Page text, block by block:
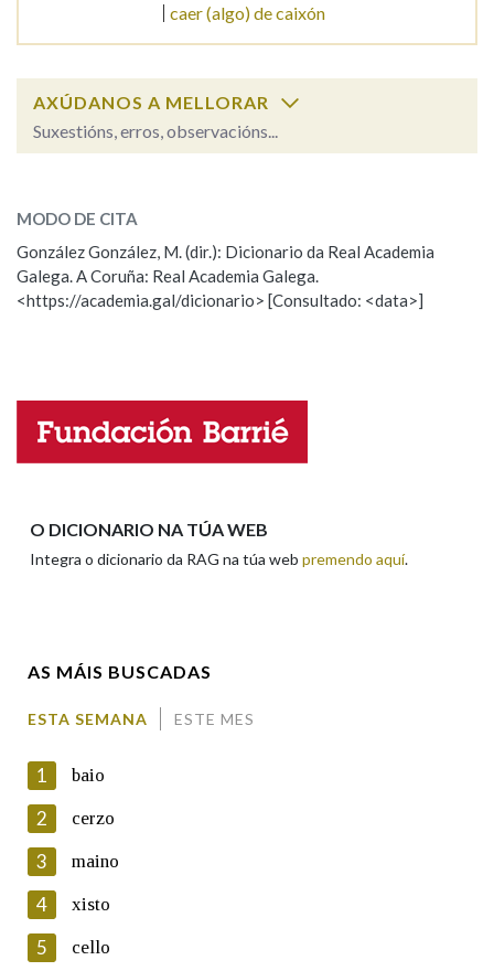
caer (algo) de caixón
AXÚDANOS A MELLORAR
Suxestións, erros, observacións...
ESCOLLE UNHA OPCIÓN:
Observación Hai un erro na palabra
Propoño mellorar a definición
Nome
En cumprimento da normativa vixente en materia de
Protección de Datos de Carácter Persoal, a Real Academia
Galega informa a aqueles usuarios que faciliten o seu correo
electrónico, así como calquera outra información de carácter
persoal, que estes datos serán obxecto de tratamento
MODO DE CITA
González González, M. (dir.): Dicionario da Real Academia
Galega. A Coruña: Real Academia Galega.
<https://academia.gal/dicionario> [Consultado: <data>]
O DICIONARIO NA TÚA WEB
Integra o dicionario da RAG na túa web premendo aquí.
AS MÁIS BUSCADAS
ESTA SEMANA ESTE MES
1 baio
2 cerzo
3 maino
4 xisto
5 cello